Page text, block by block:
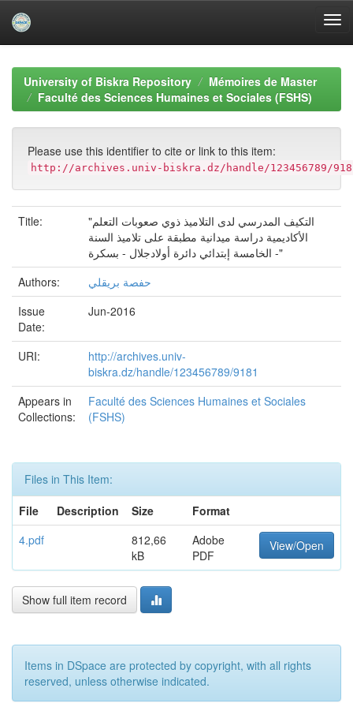
navigationUniversity of Biskra Repository
Mémoires de Master
Faculté des Sciences Humaines et Sociales (FSHS)
Please use this identifier to cite or link to this item:
http://archives.univ-biskra.dz/handle/123456789/
Title:
"التكیف المدرسي لدى التلامیذ ذوي صعوبات التعلم
الأكادیمیة دراسة میدانیة مطبقة على تلامیذ السنة
الخامسة إبتدائي دائرة أولادجلال - بسكرة -"
Authors:
حفصة بريقلي
Issue
Date:
Jun-2016
URI:
http://archives.univ-
biskra.dz/handle/123456789/9181
Appears in
Collections:
Faculté des Sciences Humaines et Sociales
(FSHS)
Files in This Item:
File
Description Size
Format
4.pdf
812,66
kB
Adobe
PDF
View/Open
Show full item record
Items in DSpace are protected by copyright, with all rights
reserved, unless otherwise indicated.